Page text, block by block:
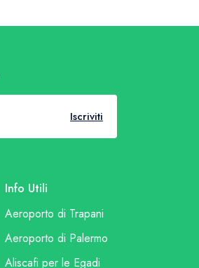
Iscriviti
Info Utili
Aeroporto di Trapani
Aeroporto di Palermo
Aliscafi per le Egadi